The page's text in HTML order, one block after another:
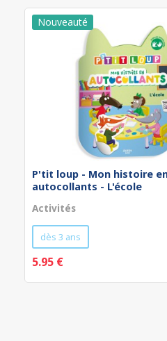
P'tit loup - Mon histoire
autocollants - L'école
Activités
dès 3 ans
5.95 €